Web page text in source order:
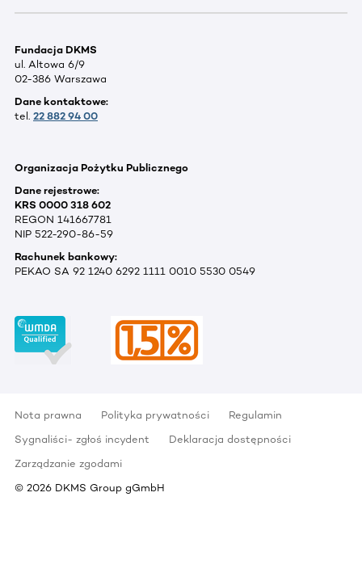
Fundacja DKMS
ul. Altowa 6/9
02-386 Warszawa
Dane kontaktowe:
tel. 22 882 94 00
Organizacja Pożytku Publicznego
Dane rejestrowe:
KRS 0000 318 602
REGON 141667781
NIP 522-290-86-59
Rachunek bankowy:
PEKAO SA 92 1240 6292 1111 0010 5530 0549
Nota prawna Polityka prywatności
Regulamin
Sygnaliści- zgłoś incydent
Deklaracja dostępności
Zarządzanie zgodami
© 2026 DKMS Group gGmbH